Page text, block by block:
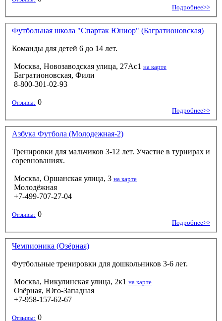
Подробнее>>
Футбольная школа "Спартак Юниор" (Багратионовская)
Команды для детей 6 до 14 лет.
Москва, Новозаводская улица, 27Ас1 на карте
Багратионовская, Фили
8-800-301-02-93
Отзывы: 0
Подробнее>>
Азбука Футбола (Молодежная-2)
Тренировки для мальчиков 3-12 лет. Участие в турнирах и
соревнованиях.
Москва, Оршанская улица, 3 на карте
Молодёжная
+7-499-707-27-04
Отзывы: 0
Подробнее>>
Чемпионика (Озёрная)
Футбольные тренировки для дошкольников 3-6 лет.
Москва, Никулинская улица, 2к1 на карте
Озёрная, Юго-Западная
+7-958-157-62-67
Отзывы: 0